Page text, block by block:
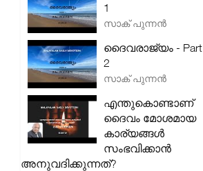
1
സാക് പുന്നൻ
ദൈവരാജ്യം - Part
2
സാക് പുന്നൻ
എന്തുകൊണ്ടാണ്
ദൈവം മോശമായ
കാര്യങ്ങൾ
സംഭവിക്കാൻ
അനുവദിക്കുന്നത്?